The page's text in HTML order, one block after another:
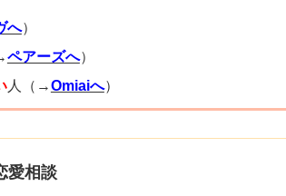
へ）
ペアーズへ）
人（→Omiaiへ）
愛相談